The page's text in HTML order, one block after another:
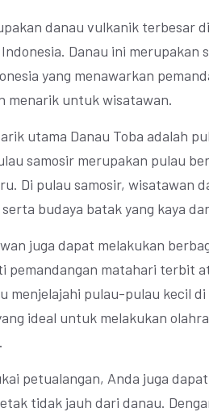
danau vulkanik terbesar
Danau ini merupakan
yang menawarkan
menarik untuk wisatawan.
utama Danau Toba adalah
samosir merupakan pulau
Di pulau samosir, wisatawan
budaya batak yang kaya
juga dapat melakukan
pemandangan matahari terbit
menjelajahi pulau-pulau kecil
ideal untuk melakukan
petualangan, Anda juga
tidak jauh dari danau.